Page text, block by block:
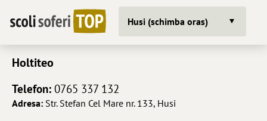
Husi (schimba oras)
Holtiteo
Telefon: 0765 337 132
Adresa: Str. Stefan Cel Mare nr. 133, Husi